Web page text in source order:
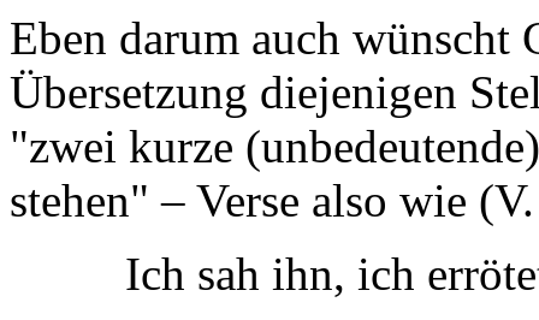
Eben darum auch
Übersetzung diejenigen
"zwei kurze
stehen" – Verse also wie
Ich sah ihn, ich